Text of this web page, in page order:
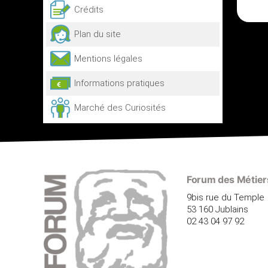
Crédits
Plan du site
Mentions légales
Informations pratiques
Marché des Curiosités
Forum des
9bis rue du Temple
53 160 Jublains
02 43 04 97 92